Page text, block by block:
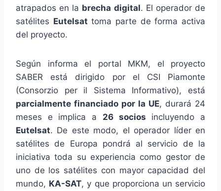
atrapados en la brecha digital. El operador de
satélites Eutelsat toma parte de forma activa
del proyecto.
Según informa el portal MKM, el proyecto
SABER está dirigido por el CSI Piamonte
(Consorzio per il Sistema Informativo), está
parcialmente financiado por la UE, durará 24
meses e implica a 26 socios incluyendo a
Eutelsat. De este modo, el operador líder en
satélites de Europa pondrá al servicio de la
iniciativa toda su experiencia como gestor de
uno de los satélites con mayor capacidad del
mundo, KA-SAT, y que proporciona un servicio